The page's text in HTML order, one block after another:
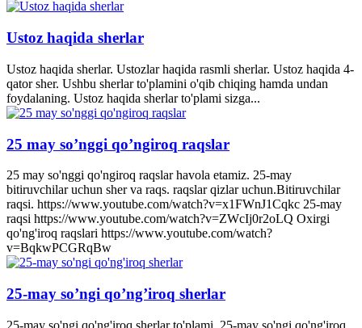
Ustoz haqida sherlar
Ustoz haqida sherlar. Ustozlar haqida rasmli sherlar. Ustoz haqida 4-
qator sher. Ushbu sherlar to'plamini o'qib chiqing hamda undan
foydalaning. Ustoz haqida sherlar to'plami sizga...
25 may so’nggi qo’ngiroq raqslar
25 may so'nggi qo'ngiroq raqslar havola etamiz. 25-may
bitiruvchilar uchun sher va raqs. raqslar qizlar uchun.Bitiruvchilar
raqsi. https://www.youtube.com/watch?v=x1FWnJ1Cqkc 25-may
raqsi https://www.youtube.com/watch?v=ZWcIj0r2oLQ Oxirgi
qo'ng'iroq raqslari https://www.youtube.com/watch?
v=BqkwPCGRqBw
25-may so’ngi qo’ng’iroq sherlar
25-may so'ngi qo'ng'iroq sherlar to'plami. 25-may so'ngi qo'ng'iroq